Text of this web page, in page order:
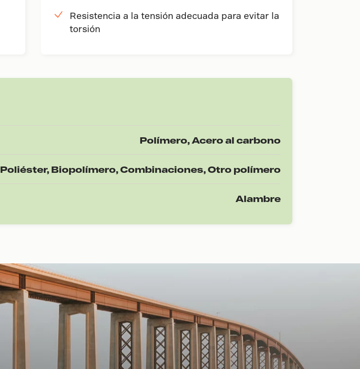
Resistencia a la tensión adecuada para evitar la
torsión
Polímero, Acero al carbono
Poliéster, Biopolímero, Combinaciones, Otro polímero
Alambre